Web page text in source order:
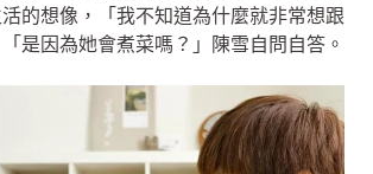
的想像，「我不知道為什麼就非常想跟
是因為她會煮菜嗎？」陳雪自問自答。